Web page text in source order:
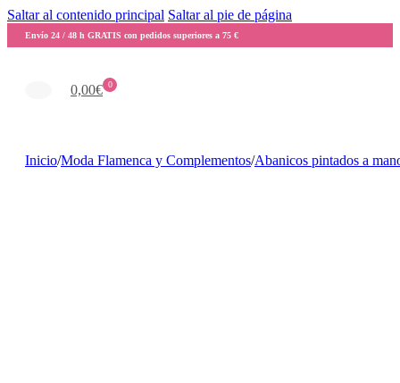
Saltar al contenido principal Saltar al pie de página
Envío 24 / 48 h GRATIS con pedidos superiores a 75 €
0
0,00€
Inicio/Moda Flamenca y Complementos/Abanicos pintados a